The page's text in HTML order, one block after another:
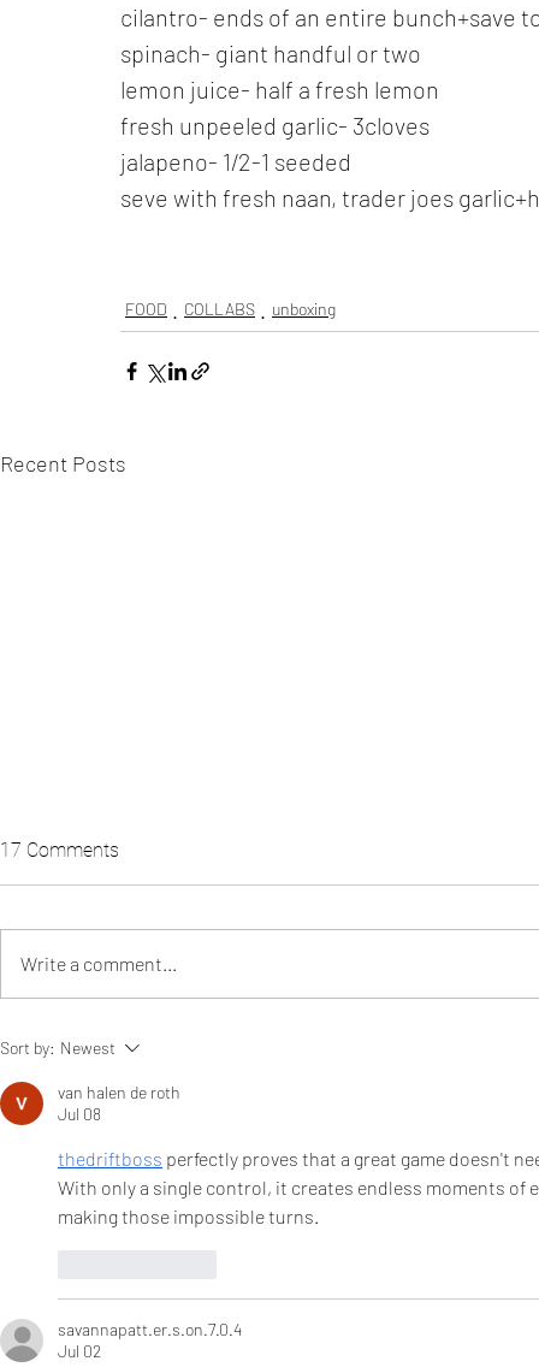
cilantro- ends of an entire bunch+save
spinach- giant handful or two
lemon juice- half a fresh lemon
fresh unpeeled garlic- 3cloves
jalapeno- 1/2-1 seeded
seve with fresh naan, trader joes
FOOD COLLABS unboxing
Recent Posts
Orzo pasta salad+Raspberry
vinaigrette
17 Comments
Write a comment...
Sort by: Newest
van halen de roth
Jul 08
thedriftboss perfectly proves that a great game doesn't
With only a single control, it creates endless moments of
making those impossible turns.
savannapatt.er.s.on.7.0.4
Jul 02